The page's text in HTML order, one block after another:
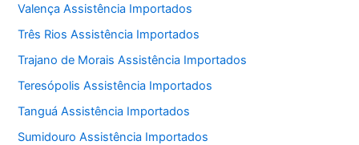
Valença Assistência Importados
Três Rios Assistência Importados
Trajano de Morais Assistência Importados
Teresópolis Assistência Importados
Tanguá Assistência Importados
Sumidouro Assistência Importados